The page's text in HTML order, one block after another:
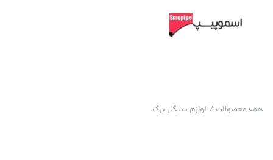
همه محصولات / لوازم سیگار برگ